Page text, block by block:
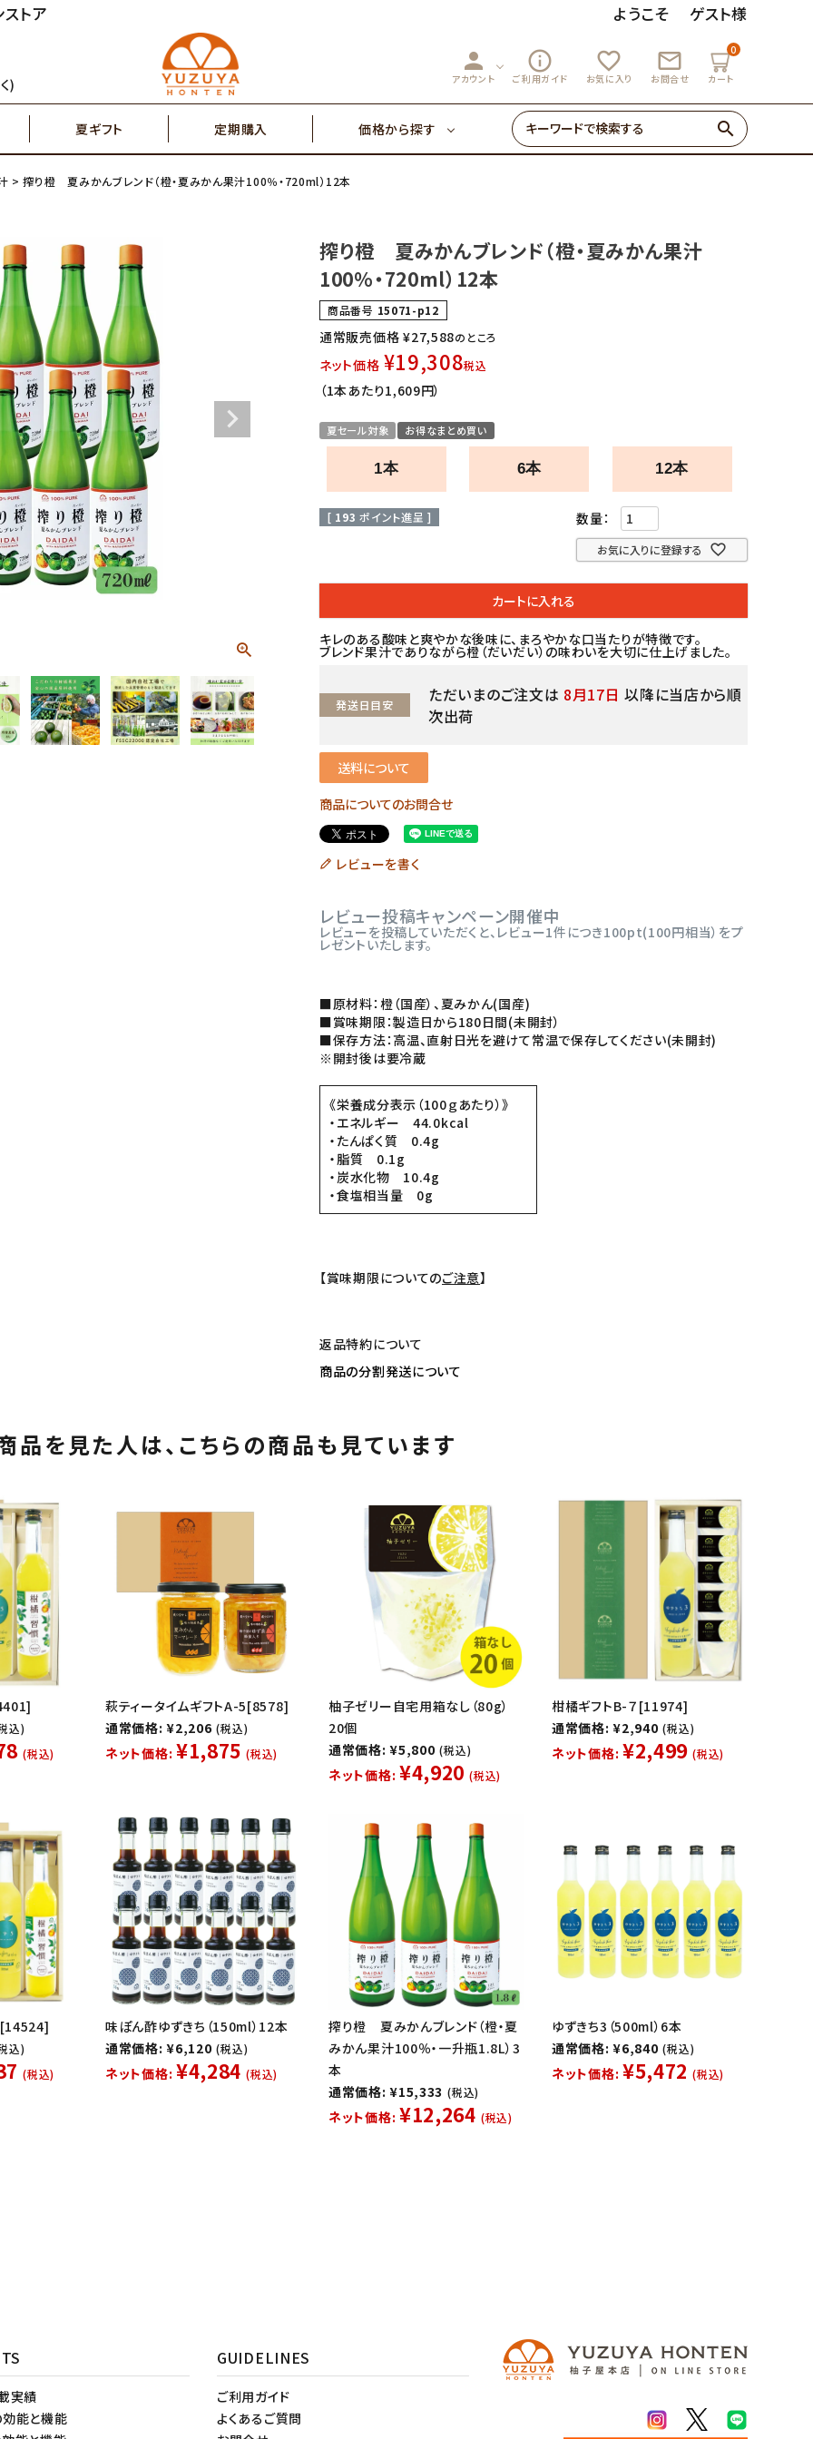
トア ようこそ ゲスト様
)
person
アカウント
info_outline
ご利用ガイド
favorite_outline
お気に入り
mail_outline
お問合せ
0
カート
搾り果汁100％ 辛味調味料・塩
その他特産品 ポスト投函商品
夏ギフト 定期購入 価格から探す
5,000円～ 7,000円～
search
マーマレード
搾り果汁100％ 辛味調味料・塩 ゼリー・あめ
2,000円～ 3,000円～
7,000円～
搾り橙 夏みかんブレンド（橙・夏みかん果汁100％・720ml）12本
搾り橙 夏みかんブレンド（橙・夏みかん果汁
100％・720ml）12本
商品番号 15071-p12
通常販売価格 ¥27,588のところ
ネット価格 ¥19,308税込
（1本あたり1,609円）
夏セール対象 お得なまとめ買い
1本 6本 12本
[ 193 ポイント進呈 ]
お気に入りに登録する
カートに入れる
キレのある酸味と爽やかな後味に、まろやかな口当たりが特徴です。
ブレンド果汁でありながら橙（だいだい）の味わいを大切に仕上げました。
発送日目安 ただいまのご注文は 8月17日 以降に当店から順
次出荷
送料について
商品についてのお問合せ
レビューを書く
レビュー投稿キャンペーン開催中
レビューを投稿していただくと、レビュー1件につき100pt(100円相当）をプ
レゼントいたします。
■原材料：橙（国産）、夏みかん(国産)
■賞味期限：製造日から180日間(未開封）
■保存方法：高温、直射日光を避けて常温で保存してください(未開封)
※開封後は要冷蔵
《栄養成分表示（100ｇあたり）》
・エネルギー 44.0kcal
・たんぱく質 0.4g
・脂質 0.1g
・炭水化物 10.4g
・食塩相当量 0g
【賞味期限についてのご注意】
返品特約について
商品の分割発送について
品を見た人は、 こちらの商品も見ています
込)
(税込)
萩ティータイムギフトA-5[8578]
通常価格: ¥2,206 (税込)
ネット価格: ¥1,875 (税込)
柚子ゼリー自宅用箱なし（80g）
20個
通常価格: ¥5,800 (税込)
ネット価格: ¥4,920 (税込)
柑橘ギフトB-７[11974]
通常価格: ¥2,940 (税込)
ネット価格: ¥2,499 (税込)
込)
(税込)
味ぽん酢ゆずきち（150ml）12本
通常価格: ¥6,120 (税込)
ネット価格: ¥4,284 (税込)
搾り橙 夏みかんブレンド（橙・夏
みかん果汁100％・一升瓶1.8L）3
本
通常価格: ¥15,333 (税込)
ネット価格: ¥12,264 (税込)
ゆずきち3（500ml）6本
通常価格: ¥6,840 (税込)
ネット価格: ¥5,472 (税込)
実績
能と機能
GUIDELINES
ご利用ガイド
よくあるご質問